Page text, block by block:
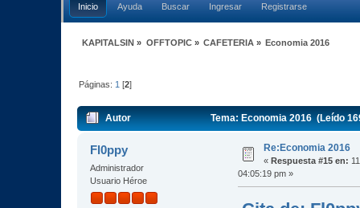
Inicio Ayuda Buscar Ingresar Registrarse
KAPITALSIN » OFFTOPIC» CAFETERIA» Economia 2016
Páginas: 1 [2]
Autor Tema: Economia 2016 (Leído
Fl0ppy
Administrador
Usuario Héroe
Re:Economia 2016
« Respuesta #15 en:
04:05:19 pm »